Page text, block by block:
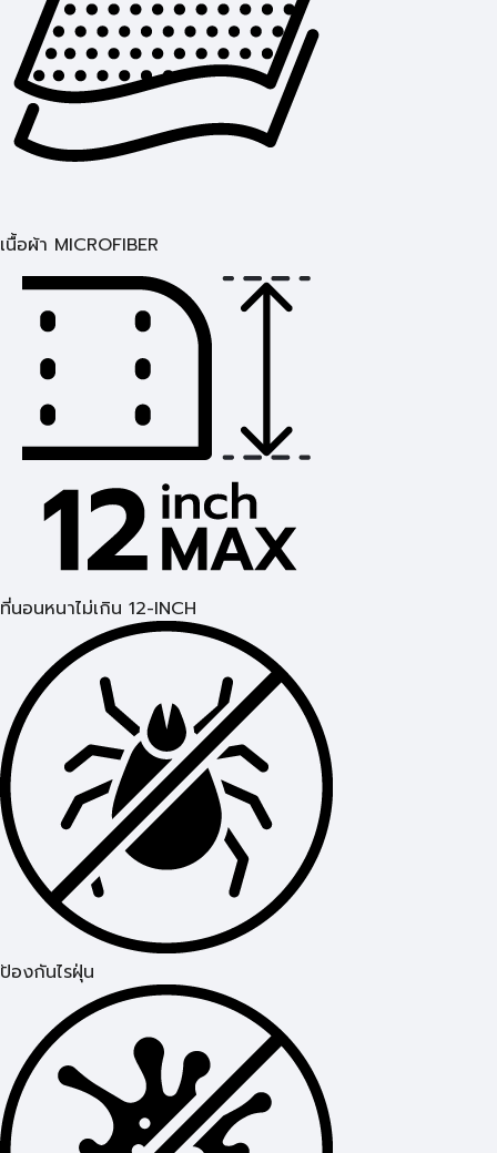
เนื้อผ้า MICROFIBER
ที่นอนหนาไม่เกิน 12-INCH
ป้องกันไรฝุ่น